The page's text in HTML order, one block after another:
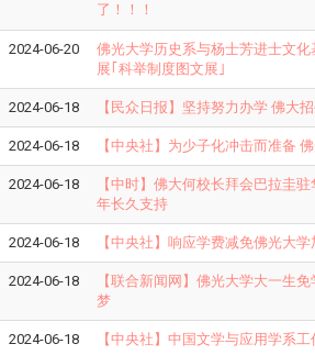
了！！！
2024-06-20
佛光大学历史系与杨士芳进士文
展｢科举制度图文展｣
2024-06-18 【民众日报】坚持努力办学 佛大
2024-06-18 【中央社】为少子化冲击而准备
2024-06-18
【中时】佛大何校长拜会巴拉圭
年长久支持
2024-06-18 【中央社】响应学费减免佛光大
2024-06-18
【联合新闻网】佛光大学大一生
梦
2024-06-18 【中央社】中国文学与应用学系